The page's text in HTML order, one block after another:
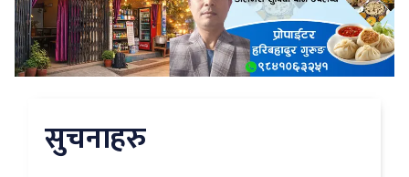
सुचनाहरु